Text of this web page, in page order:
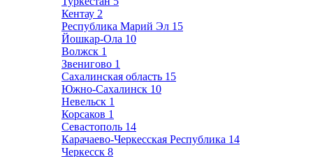
Кентау 2
Республика Марий Эл 15
Йошкар-Ола 10
Волжск 1
Звенигово 1
Сахалинская область 15
Южно-Сахалинск 10
Невельск 1
Корсаков 1
Севастополь 14
Карачаево-Черкесская Республика 14
Черкесск 8